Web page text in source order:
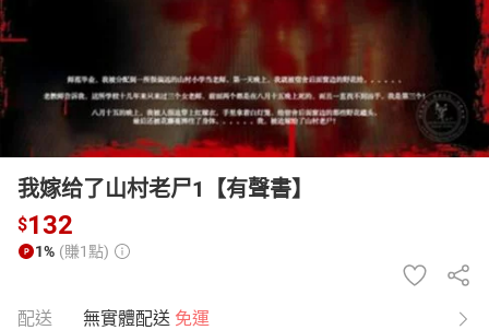
我嫁给了山村老尸1【有聲書】
$132
1% (賺1點)
配送 無實體配送 免運